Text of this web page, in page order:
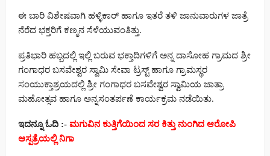
ಈ ಬಾರಿ ವಿಶೇಷವಾಗಿ ಹಳ್ಳಿಕಾರ್ ಹಾಗೂ ಇತರೆ ತಳಿ ಜಾನುವಾರುಗಳ ಜಾತ್ರೆ
ನೆರೆದ ಭಕ್ತರಿಗೆ ಕಣ್ಮನ ಸೆಳೆಯುವಂತಿತ್ತು.
ಪ್ರತಿಭಾರಿ ಹಬ್ಬದಲ್ಲಿ ಇಲ್ಲಿ ಬರುವ ಭಕ್ತಾದಿಗಳಿಗೆ ಅನ್ನ ದಾಸೋಹ ಗ್ರಾಮದ ಶ್ರೀ
ಗಂಗಾಧರ ಬಸವೇಶ್ವರ ಸ್ವಾಮಿ ಸೇವಾ ಟ್ರಸ್ಟ್ ಹಾಗೂ ಗ್ರಾಮಸ್ಥರ
ಸಂಯುಕ್ತಾಶ್ರಯದಲ್ಲಿ ಶ್ರೀ ಗಂಗಾಧರ ಬಸವೇಶ್ವರ ಸ್ವಾಮಿಯ ಜಾತ್ರಾ
ಮಹೋತ್ಸವ ಹಾಗೂ ಅನ್ನಸಂತರ್ಪಣೆ ಕಾರ್ಯಕ್ರಮ ನಡೆಯಿತು.
ಇದನ್ನೂ ಓದಿ :- ಮಗುವಿನ ಕುತ್ತಿಗೆಯಿಂದ ಸರ ಕಿತ್ತು ನುಂಗಿದ ಆರೋಪಿ
ಆಸ್ಪತ್ರೆಯಲ್ಲಿ ನಿಗಾ